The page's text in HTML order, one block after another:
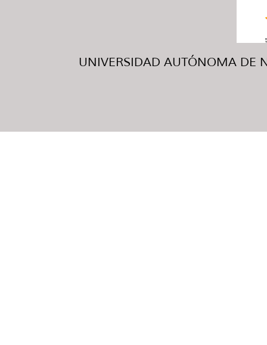
UNIVERSIDAD AUTÓNOMA DE